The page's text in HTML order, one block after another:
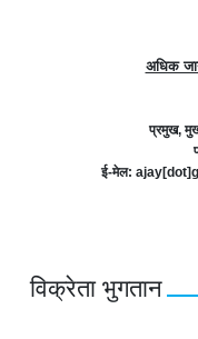
अधिक
प्रमुख,
ई-मेल:
विक्रेता भुगतान